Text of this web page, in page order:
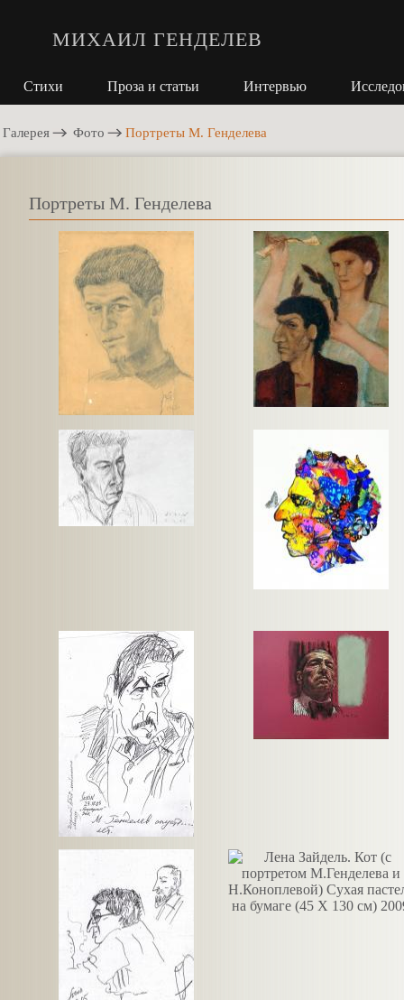
МИХАИЛ ГЕНДЕЛЕВ
Стихи Проза и статьи Интервью
Галерея Фото Портреты М. Генделева
Портреты М. Генделева